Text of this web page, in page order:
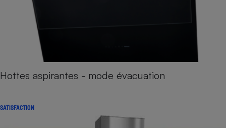
Hottes aspirantes - mode évacuation
SATISFACTION